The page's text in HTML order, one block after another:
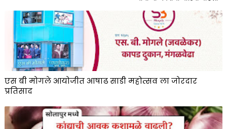
एस बी मोगले आयोजीत आषाढ साडी महोत्सव ला जोरदार
प्रतिसाद